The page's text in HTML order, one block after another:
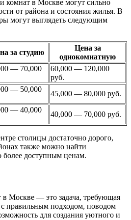
комнат в Москве могут сильно
от района и состояния жилья. В
могут выглядеть следующим
за студию
Цена за
однокомнатную
— 70,000
60,000 — 120,000
руб.
— 50,000
45,000 — 80,000 руб.
— 40,000
40,000 — 70,000 руб.
столицы достаточно дорого,
также можно найти
доступным ценам.
в Москве — это задача, требующая
правильным подходом, поводом
для создания уютного и